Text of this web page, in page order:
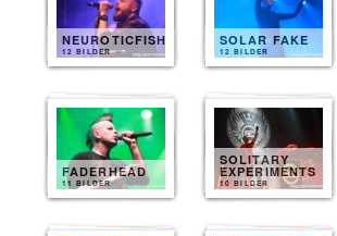
NEUROTICFISH
12 BILDER
SOLAR FAKE
12 BILDER
FADERHEAD
11 BILDER
SOLITARY
EXPERIMENTS
10 BILDER